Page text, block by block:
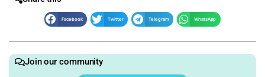
Facebook Twitter Telegram WhatsApp
Join our community